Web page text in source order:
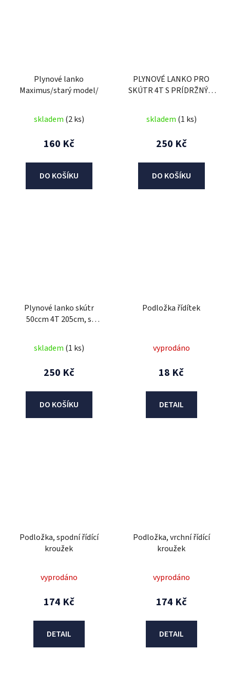
Plynové lanko
Maximus/starý model/
skladem (2 ks)
160 Kč
DO KOŠÍKU
PLYNOVÉ LANKO PRO
SKÚTR 4T S PRÍDRŽNÝM
MAXIMUS,TORINO
PIAVENTO
skladem (1 ks)
250 Kč
DO KOŠÍKU
Plynové lanko skútr
50ccm 4T 205cm, s
Maximus/Torino
skladem (1 ks)
250 Kč
DO KOŠÍKU
Podložka řídítek
vyprodáno
18 Kč
DETAIL
Podložka, spodní řídící
kroužek
vyprodáno
174 Kč
DETAIL
Podložka, vrchní řídící
kroužek
vyprodáno
174 Kč
DETAIL